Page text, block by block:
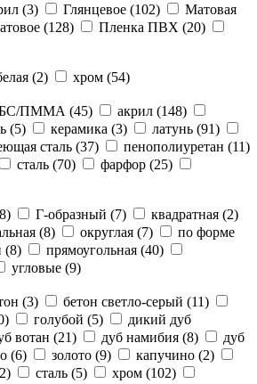
(3) Глянцевое (102)
Матовая
(128) Пленка ПВХ (20)
(2) хром (54)
ПММА (45) акрил (148)
(5) керамика (3) латунь (91)
сталь (37) пенополиуретан (11)
сталь (70) фарфор (25)
) Г-образный (7) квадратная (2)
(8) округлая (7)
по форме
(8) прямоугольная (40)
угловые (9)
(3) бетон светло-серый (11)
) голубой (5)
дикий дуб
вотан (21) дуб намибия (8)
дуб
(6) золото (9) капучино (2)
) сталь (5) хром (102)